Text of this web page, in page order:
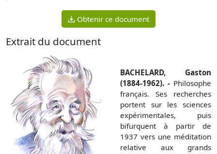
Obtenir ce document
Extrait du document
BACHELARD, Gaston
(1884-1962). - Philosophe
français.
Ses recherches
portent sur les sciences
expérimentales, puis
bifurquent à partir de
1937 vers une méditation
relative aux grands